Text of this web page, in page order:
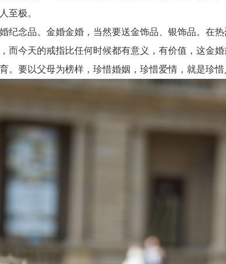
至极。
念品。金婚金婚，当然要送金饰品、银饰品。在
而今天的戒指比任何时候都有意义，有价值，这金
。要以父母为榜样，珍惜婚姻，珍惜爱情，就是珍惜